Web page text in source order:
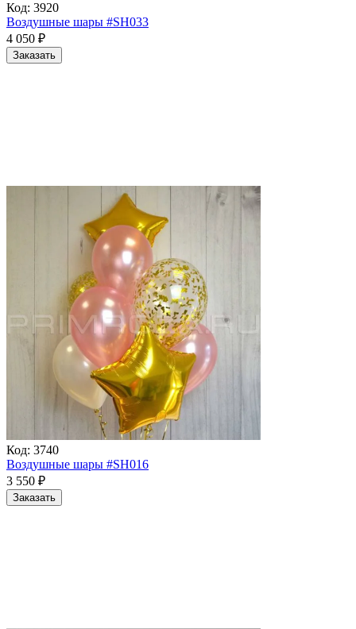
Код: 3920
Воздушные шары #SH033
4 050 ₽
Заказать
Код: 3740
Воздушные шары #SH016
3 550 ₽
Заказать